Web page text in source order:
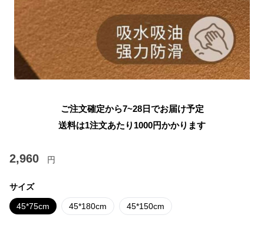
ご注文確定から7~28日でお届け予定
送料は1注文あたり 1000円かかります
2,960 円
サイズ
45*75cm 45*180cm 45*150cm